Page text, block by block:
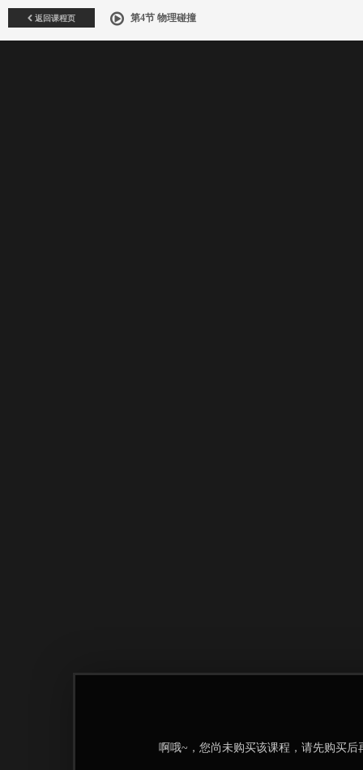
返回课程页 第4节 物理碰撞
啊哦~，您尚未购买该课程，请先购买后